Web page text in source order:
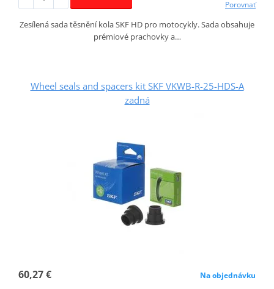
Porovnať
Zesílená sada těsnění kola SKF HD pro motocykly. Sada obsahuje
prémiové prachovky a…
Wheel seals and spacers kit SKF VKWB-R-25-HDS-A
zadná
60,27 € Na objednávku